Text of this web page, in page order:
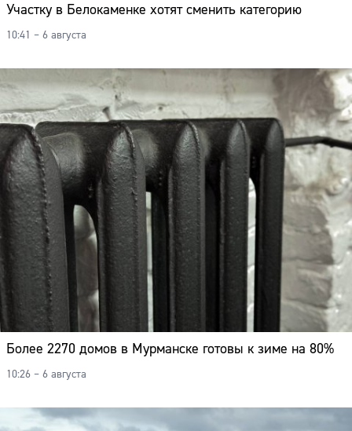
Участку в Белокаменке хотят сменить категорию
10:41 – 6 августа
Более 2270 домов в Мурманске готовы к зиме на 80%
10:26 – 6 августа